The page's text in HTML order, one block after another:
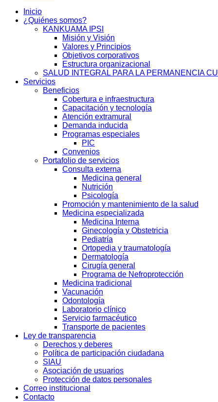
Inicio
¿Quiénes somos?
KANKUAMA IPSI
Misión y Visión
Valores y Principios
Objetivos corporativos
Estructura organizacional
SALUD INTEGRAL PARA LA PERMANENCIA
Servicios
Beneficios
Cobertura e infraestructura
Capacitación y tecnología
Atención extramural
Demanda inducida
Programas especiales
PIC
Convenios
Portafolio de servicios
Consulta externa
Medicina general
Nutrición
Psicología
Promoción y mantenimiento de la salud
Medicina especializada
Medicina Interna
Ginecología y Obstetricia
Pediatría
Ortopedia y traumatología
Dermatología
Cirugía general
Programa de Nefroprotección
Medicina tradicional
Vacunación
Odontología
Laboratorio clínico
Servicio farmacéutico
Transporte de pacientes
Ley de transparencia
Derechos y deberes
Política de participación ciudadana
SIAU
Asociación de usuarios
Protección de datos personales
Correo institucional
Contacto